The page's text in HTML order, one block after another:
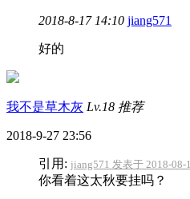
2018-8-17 14:10 jiang571
好的
我不是草木灰 Lv.18 推荐
2018-9-27 23:56
引用: jiang571 发表于 2018-08-
你看着这太秋要挂吗？